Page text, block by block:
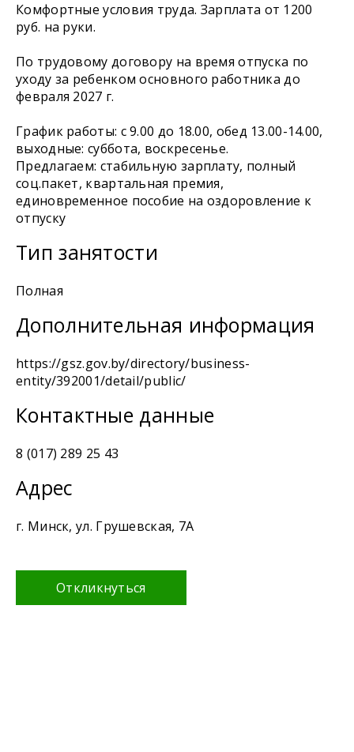
Комфортные условия труда. Зарплата от 1200
руб. на руки.
По трудовому договору на время отпуска по
уходу за ребенком основного работника до
февраля 2027 г.
График работы: с 9.00 до 18.00, обед 13.00-14.00,
выходные: суббота, воскресенье.
Предлагаем: стабильную зарплату, полный
соц.пакет, квартальная премия,
единовременное пособие на оздоровление к
отпуску
Тип занятости
Полная
Дополнительная информация
https://gsz.gov.by/directory/business-
entity/392001/detail/public/
Контактные данные
8 (017) 289 25 43
Адрес
г. Минск, ул. Грушевская, 7А
Откликнуться